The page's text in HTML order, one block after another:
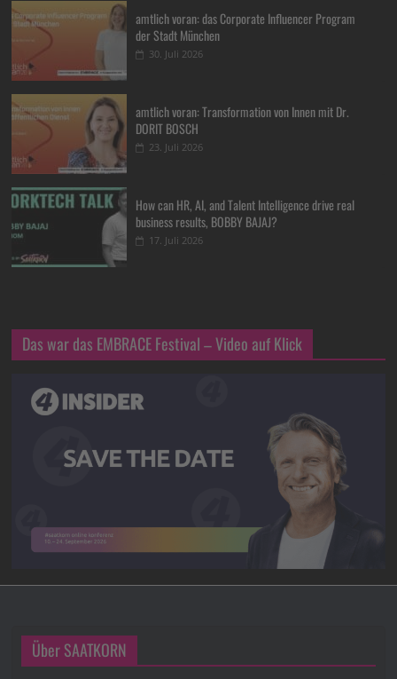
amtlich voran: das Corporate Influencer Program
der Stadt München
30. Juli 2026
amtlich voran: Transformation von Innen mit Dr.
DORIT BOSCH
23. Juli 2026
How can HR, AI, and Talent Intelligence drive real
business results, BOBBY BAJAJ?
17. Juli 2026
Das war das EMBRACE Festival – Video auf Klick
Über SAATKORN